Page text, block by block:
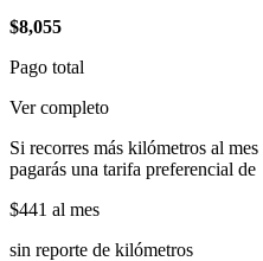
$8,055
Pago total
Ver completo
Si recorres más kilómetros al
pagarás una tarifa preferencial de
$441 al mes
sin reporte de kilómetros